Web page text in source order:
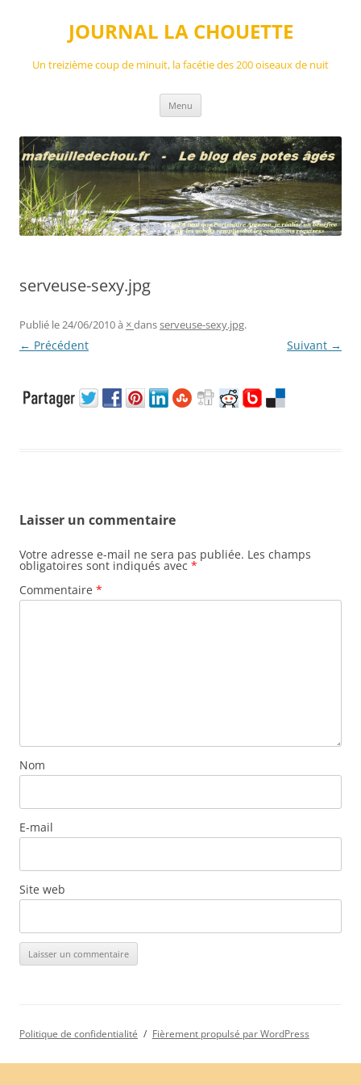
JOURNAL LA CHOUETTE
Un treizième coup de minuit, la facétie des 200 oiseaux de nuit
Menu
serveuse-sexy.jpg
Publié le24/06/2010à ×dansserveuse-sexy.jpg.
← Précédent Suivant →
Laisser un commentaire
Votre adresse e-mail ne sera pas publiée. Les champs
obligatoires sont indiqués avec *
Commentaire *
Nom
E-mail
Site web
Politique de confidentialité Fièrement propulsé par WordPress